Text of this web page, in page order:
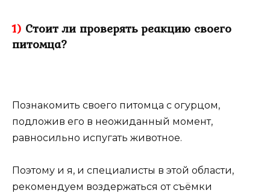
1) Стоит ли проверять реакцию своего
питомца?
Познакомить своего питомца с огурцом,
подложив его в неожиданный момент,
равносильно испугать животное.
Поэтому и я, и специалисты в этой области,
рекомендуем воздержаться от съёмки